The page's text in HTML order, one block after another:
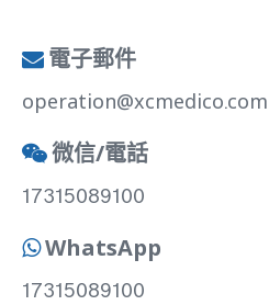
 電子郵件
operation@xcmedico.com
 微信/電話
17315089100
 WhatsApp
17315089100